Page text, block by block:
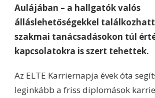
Aulájában – a hallgatók valós
álláslehetőségekkel
szakmai tanácsadásokon túl
kapcsolatokra is szert tehettek.
Az ELTE Karriernapja évek óta
leginkább a friss diplomások